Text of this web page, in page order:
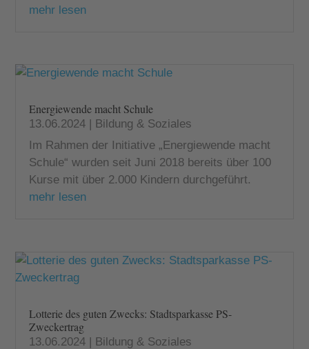
mehr lesen
Energiewende macht Schule
13.06.2024
Bildung & Soziales
Im Rahmen der Initiative „Energiewende macht
Schule“ wurden seit Juni 2018 bereits über 100
Kurse mit über 2.000 Kindern durchgeführt.
mehr lesen
Lotterie des guten Zwecks: Stadtsparkasse PS-
Zweckertrag
13.06.2024 | Bildung & Soziales